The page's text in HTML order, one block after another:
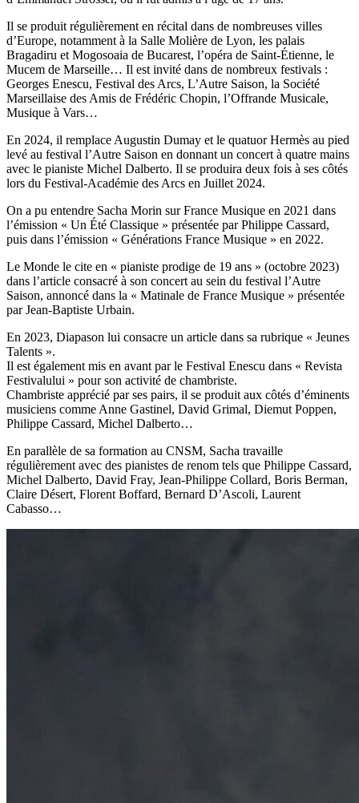
Il se produit régulièrement en récital dans de nombreuses villes
d’Europe, notamment à la Salle Molière de Lyon, les palais
Bragadiru et Mogosoaia de Bucarest, l’opéra de Saint-Étienne, le
Mucem de Marseille… Il est invité dans de nombreux festivals :
Georges Enescu, Festival des Arcs, L’Autre Saison, la Société
Marseillaise des Amis de Frédéric Chopin, l’Offrande Musicale,
Musique à Vars…
En 2024, il remplace Augustin Dumay et le quatuor Hermès au pied
levé au festival l’Autre Saison en donnant un concert à quatre mains
avec le pianiste Michel Dalberto. Il se produira deux fois à ses côtés
lors du Festival-Académie des Arcs en Juillet 2024.
On a pu entendre Sacha Morin sur France Musique en 2021 dans
l’émission « Un Été Classique » présentée par Philippe Cassard,
puis dans l’émission « Générations France Musique » en 2022.
Le Monde le cite en « pianiste prodige de 19 ans » (octobre 2023)
dans l’article consacré à son concert au sein du festival l’Autre
Saison, annoncé dans la « Matinale de France Musique » présentée
par Jean-Baptiste Urbain.
En 2023, Diapason lui consacre un article dans sa rubrique « Jeunes
Talents ».
Il est également mis en avant par le Festival Enescu dans « Revista
Festivalului » pour son activité de chambriste.
Chambriste apprécié par ses pairs, il se produit aux côtés d’éminents
musiciens comme Anne Gastinel, David Grimal, Diemut Poppen,
Philippe Cassard, Michel Dalberto…
En parallèle de sa formation au CNSM, Sacha travaille
régulièrement avec des pianistes de renom tels que Philippe Cassard,
Michel Dalberto, David Fray, Jean-Philippe Collard, Boris Berman,
Claire Désert, Florent Boffard, Bernard D’Ascoli, Laurent
Cabasso…